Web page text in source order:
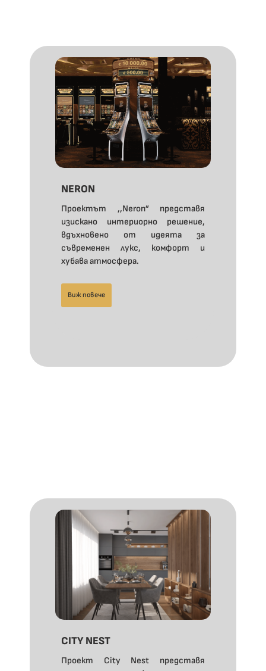
NERON
Проектът ,,Neron” представя
изискано интериорно решение,
вдъхновено от идеята за
съвременен лукс, комфорт и
хубава атмосфера.
Виж повече
CITY NEST
Проект City Nest представя